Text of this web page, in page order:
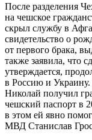
После разделения
на чешское
скрыл службу в
свидетельство о
от первого брака,
также заявила, что
утверждается,
в Россию и Украину.
Николай получил
чешский паспорт в
в этом ей явно
МВД Станислав